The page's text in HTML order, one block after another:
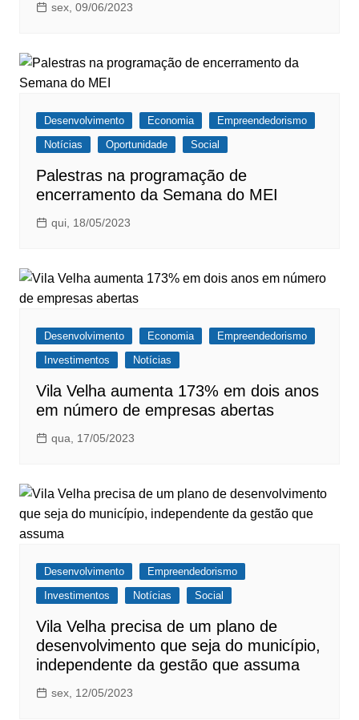
sex, 09/06/2023
Desenvolvimento Economia
Empreendedorismo
Notícias
Oportunidade Social
Palestras na programação de
encerramento da Semana do MEI
qui, 18/05/2023
Desenvolvimento Economia
Empreendedorismo
Investimentos
Notícias
Vila Velha aumenta 173% em dois anos
em número de empresas abertas
qua, 17/05/2023
Desenvolvimento
Empreendedorismo
Investimentos
Notícias Social
Vila Velha precisa de um plano de
desenvolvimento que seja do município,
independente da gestão que assuma
sex, 12/05/2023